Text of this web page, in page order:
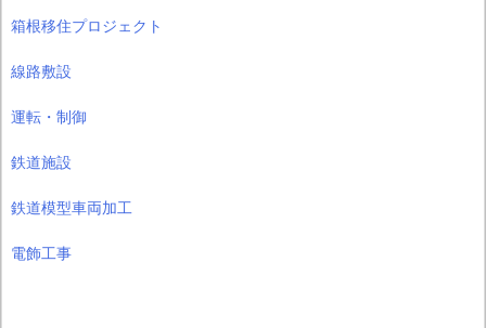
箱根移住プロジェクト
線路敷設
運転・制御
鉄道施設
鉄道模型車両加工
電飾工事